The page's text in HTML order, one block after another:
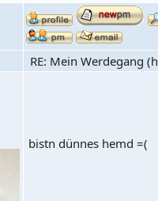
RE: Mein Werdegang
bistn dünnes hemd =(